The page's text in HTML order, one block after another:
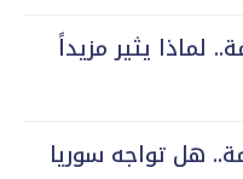
لماذا يثير مزيداً
هل تواجه سوريا